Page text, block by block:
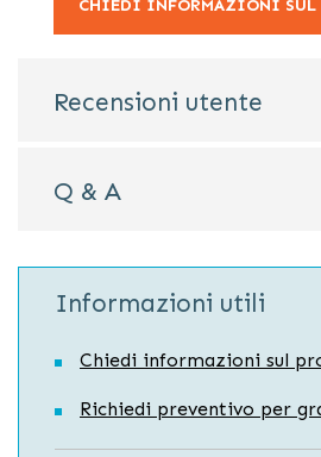
CHIEDI INFORMAZIONI SUL
Recensioni utente
Q & A
Informazioni utili
Chiedi informazioni sul
Richiedi preventivo per